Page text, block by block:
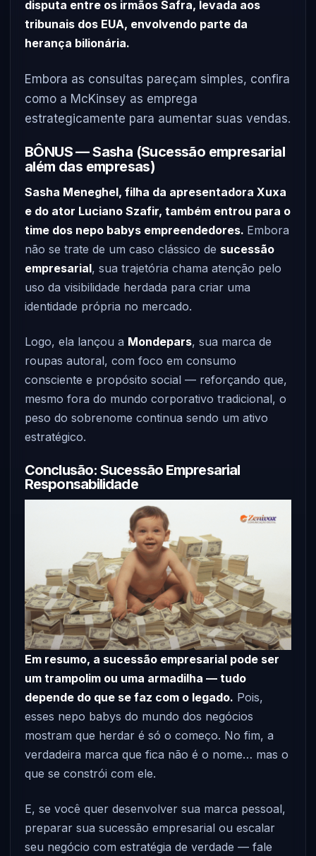
disputa entre os irmãos Safra, levada aos
tribunais dos EUA, envolvendo parte da
herança bilionária.
Embora as consultas pareçam simples, confira
como a McKinsey as emprega
estrategicamente para aumentar suas vendas.
BÔNUS — Sasha (Sucessão empresarial
além das empresas)
Sasha Meneghel, filha da apresentadora Xuxa
e do ator Luciano Szafir, também entrou para o
time dos nepo babys empreendedores. Embora
não se trate de um caso clássico de sucessão
empresarial, sua trajetória chama atenção pelo
uso da visibilidade herdada para criar uma
identidade própria no mercado.
Logo, ela lançou a Mondepars, sua marca de
roupas autoral, com foco em consumo
consciente e propósito social — reforçando que,
mesmo fora do mundo corporativo tradicional, o
peso do sobrenome continua sendo um ativo
estratégico.
Conclusão: Sucessão Empresarial
Responsabilidade
Em resumo, a sucessão empresarial pode ser
um trampolim ou uma armadilha — tudo
depende do que se faz com o legado. Pois,
esses nepo babys do mundo dos negócios
mostram que herdar é só o começo. No fim, a
verdadeira marca que fica não é o nome… mas o
que se constrói com ele.
E, se você quer desenvolver sua marca pessoal,
preparar sua sucessão empresarial ou escalar
seu negócio com estratégia de verdade — fale